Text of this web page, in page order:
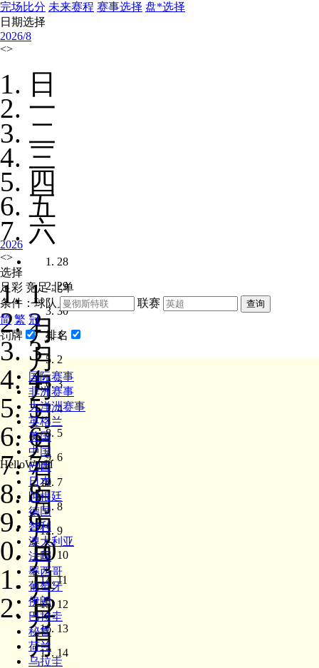
完场比分 未来赛程 赛事选择 盘*选择
日期选择
2026/8
<>
日
一
二
三
四
五
六
28
29
30
1
2
3
4
5
6
7
8
9
10
11
12
13
14
2026
<>
1
月
2
月
3
月
4
月
5
月
6
月
7
月
8
月
9
月
10
月
11
月
12
月
HelloWorld
选择
足彩 竞足 北单
条件：球队
联赛
简 繁 冠
罚牌
排名
国际赛事
非洲赛事
大洋洲赛事
英格兰
美国
中国
巴西
日本
阿根廷
德国
智利
澳大利亚
法国
墨西哥
葡萄牙
伊朗
巴拉圭
秘鲁
荷兰
乌拉圭